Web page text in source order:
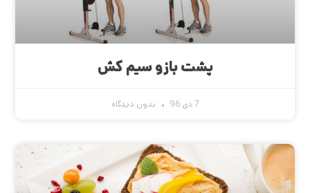
پشت بازو سیم کش
7 دی 96 بدون دیدگاه